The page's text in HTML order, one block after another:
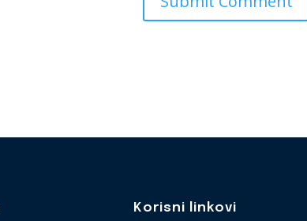
Korisni linkovi